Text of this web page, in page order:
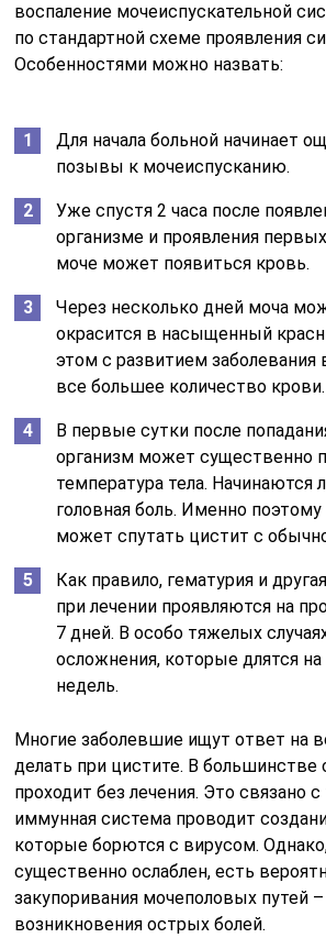
воспаление мочеиспускательной
по стандартной схеме проявления
Особенностями можно назвать:
Для начала больной начинает
позывы к мочеиспусканию.
Уже спустя 2 часа после
организме и проявления
моче может появиться кровь.
Через несколько дней моча
окрасится в насыщенный
этом с развитием заболевания
все большее количество крови.
В первые сутки после
организм может существенно
температура тела. Начинаются
головная боль. Именно
может спутать цистит с
Как правило, гематурия и
при лечении проявляются на
7 дней. В особо тяжелых
осложнения, которые длятся
недель.
Многие заболевшие ищут ответ на
делать при цистите. В большинстве
проходит без лечения. Это связано
иммунная система проводит
которые борются с вирусом.
существенно ослаблен, есть
закупоривания мочеполовых путей
возникновения острых болей.